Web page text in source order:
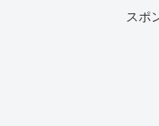
スポ